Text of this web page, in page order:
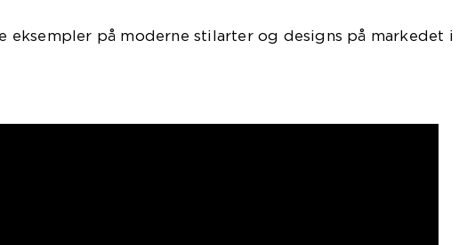
eksempler på moderne stilarter og designs på markedet i